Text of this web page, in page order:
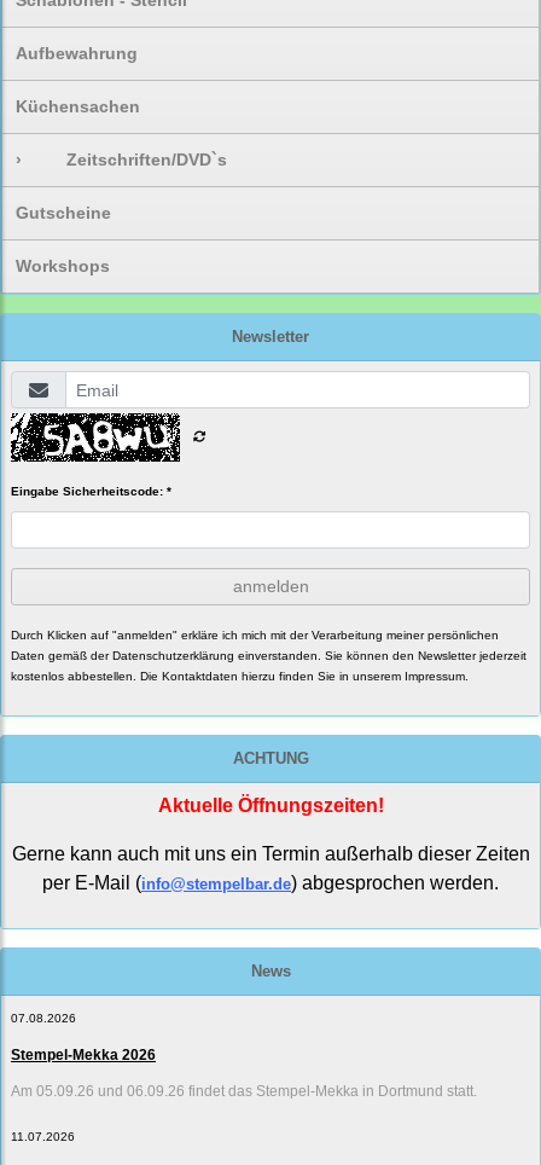
Aufbewahrung
Küchensachen
› Zeitschriften/DVD`s
Gutscheine
Workshops
Newsletter
Eingabe Sicherheitscode: *
anmelden
Durch Klicken auf "anmelden" erkläre ich mich mit der Verarbeitung meiner persönlichen
Daten gemäß derDatenschutzerklärung einverstanden. Sie können den Newsletter jederzeit
kostenlos abbestellen. Die Kontaktdaten hierzu finden Sie in unserem Impressum.
ACHTUNG
Aktuelle Öffnungszeiten!
Gerne kann auch mit uns ein Termin außerhalb dieser Zeiten
per E-Mail (info@stempelbar.de) abgesprochen werden.
News
07.08.2026
Stempel-Mekka 2026
Am 05.09.26 und 06.09.26 findet das Stempel-Mekka in Dortmund statt.
11.07.2026